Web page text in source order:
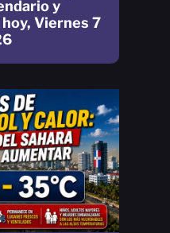
y
Viernes 7